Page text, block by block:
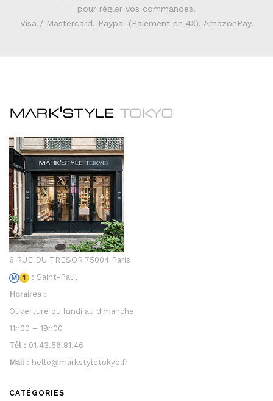
pour régler vos commandes.
Visa / Mastercard, Paypal (Paiement en 4X), AmazonPay.
6 RUE DU TRESOR 75004 Paris
: Saint-Paul
Horaires :
Ouverture du lundi au dimanche
11h00 – 19h00
Tél : 01.43.56.81.46
Mail : hello@markstyletokyo.fr
CATÉGORIES